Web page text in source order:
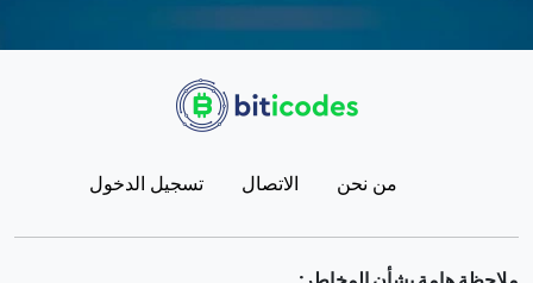
من نحن الاتصال تسجيل الدخول